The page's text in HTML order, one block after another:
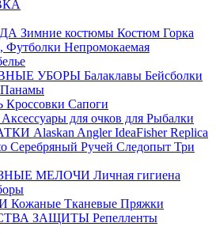
Зимние костюмы Костюм Горка
Футболки Непромокаемая
УБОРЫ Балаклавы Бейсболки
Панамы
Кроссовки Сапоги
Аксессуары для очков для Рыбалки
Alaskan AnglerIdeaFisherReplica
Серебряный Ручей Следопыт Три
МЕЛОЧИ Личная гигиена
Кожаные Тканевые Пряжки
ЗАЩИТЫ Репелленты